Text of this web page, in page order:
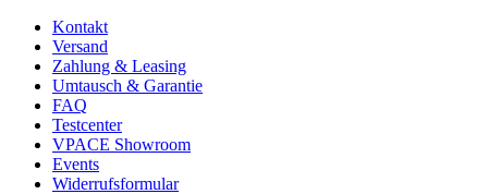
Kontakt
Versand
Zahlung & Leasing
Umtausch & Garantie
FAQ
Testcenter
VPACE Showroom
Events
Widerrufsformular